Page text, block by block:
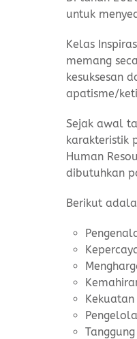
untuk
Kelas
memang
kesuksesan
apatisme/
Sejak awal
karakteristik
Human
dibutuhkan
Berikut